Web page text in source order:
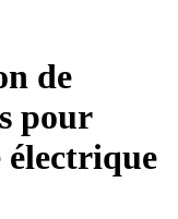
de
pour
électrique